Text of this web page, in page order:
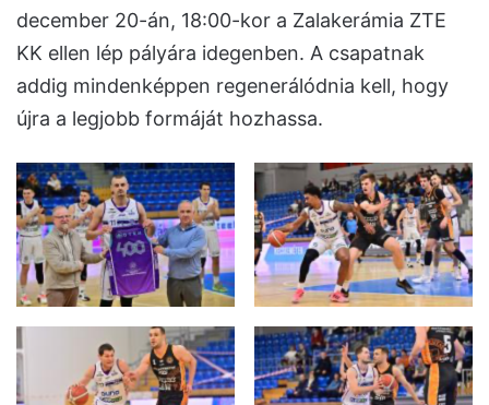
december 20-án, 18:00-kor a Zalakerámia ZTE
KK ellen lép pályára idegenben. A csapatnak
addig mindenképpen regenerálódnia kell, hogy
újra a legjobb formáját hozhassa.